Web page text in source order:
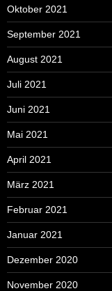
Oktober 2021
September 2021
August 2021
Juli 2021
Juni 2021
Mai 2021
April 2021
März 2021
Februar 2021
Januar 2021
Dezember 2020
November 2020